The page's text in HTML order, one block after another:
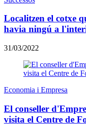
Localitzen el cotxe
havia ningú a
31/03/2022
Economia i Empresa
El conseller
visita el Centre de